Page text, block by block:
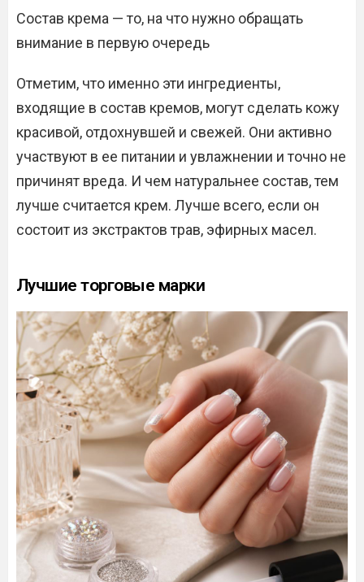
Состав крема — то, на что нужно обращать
внимание в первую очередь
Отметим, что именно эти ингредиенты,
входящие в состав кремов, могут сделать кожу
красивой, отдохнувшей и свежей. Они активно
участвуют в ее питании и увлажнении и точно не
причинят вреда. И чем натуральнее состав, тем
лучше считается крем. Лучше всего, если он
состоит из экстрактов трав, эфирных масел.
Лучшие торговые марки